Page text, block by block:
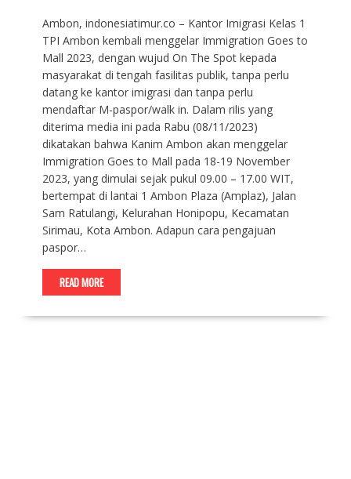
Ambon, indonesiatimur.co – Kantor Imigrasi Kelas 1
TPI Ambon kembali menggelar Immigration Goes to
Mall 2023, dengan wujud On The Spot kepada
masyarakat di tengah fasilitas publik, tanpa perlu
datang ke kantor imigrasi dan tanpa perlu
mendaftar M-paspor/walk in. Dalam rilis yang
diterima media ini pada Rabu (08/11/2023)
dikatakan bahwa Kanim Ambon akan menggelar
Immigration Goes to Mall pada 18-19 November
2023, yang dimulai sejak pukul 09.00 – 17.00 WIT,
bertempat di lantai 1 Ambon Plaza (Amplaz), Jalan
Sam Ratulangi, Kelurahan Honipopu, Kecamatan
Sirimau, Kota Ambon. Adapun cara pengajuan
paspor…
READ MORE